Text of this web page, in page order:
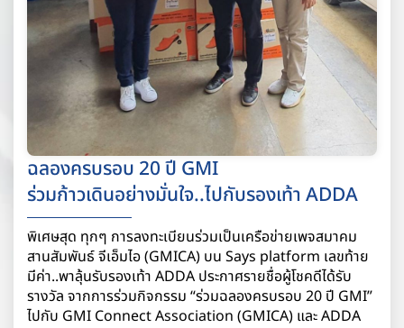
ฉลองครบรอบ 20 ปี GMI
ร่วมก้าวเดินอย่างมั่นใจ..ไปกับรองเท้า ADDA
พิเศษสุด ทุกๆ การลงทะเบียนร่วมเป็นเครือข่ายเพจสมาคม
สานสัมพันธ์ จีเอ็มไอ (GMICA) บน Says platform เลขท้าย
มีค่า..พาลุ้นรับรองเท้า ADDA ประกาศรายชื่อผู้โชคดีได้รับ
รางวัล จากการร่วมกิจกรรม “ร่วมฉลองครบรอบ 20 ปี GMI”
ไปกับ GMI Connect Association (GMICA) และ ADDA